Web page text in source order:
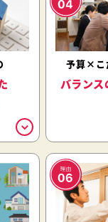
予算×こ
バランス